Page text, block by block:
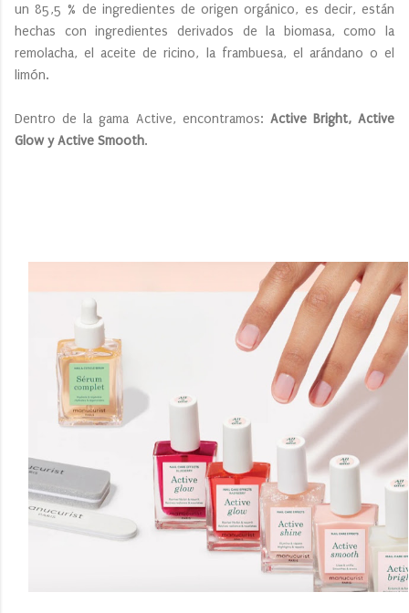
un 85,5 % de ingredientes de origen orgánico, es decir, están
hechas con ingredientes derivados de la biomasa, como la
remolacha, el aceite de ricino, la frambuesa, el arándano o el
limón.
Dentro de la gama Active, encontramos: Active Bright, Active
Glow y Active Smooth.